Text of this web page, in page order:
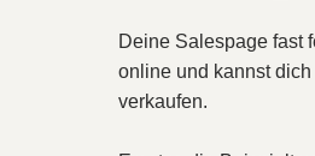
Deine Salespage fast
online und kannst
verkaufen.